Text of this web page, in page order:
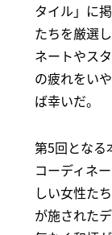
タイル」に
たちを厳選
ネートやス
の疲れをい
ば幸いだ。
第5回となる
コーディネ
しい女性た
が施された